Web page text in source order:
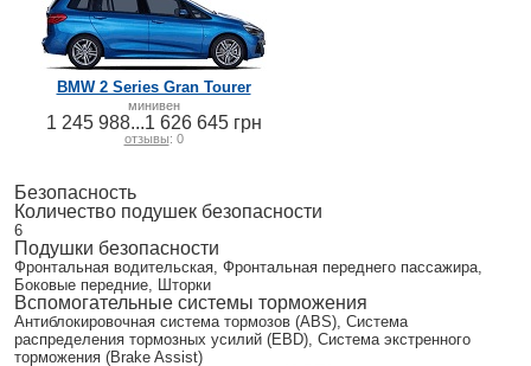
BMW 2 Series Gran Tourer
минивен
1 245 988...1 626 645 грн
отзывы: 0
Безопасность
Количество подушек безопасности
6
Подушки безопасности
Фронтальная водительская, Фронтальная переднего пассажира,
Боковые передние, Шторки
Вспомогательные системы торможения
Антиблокировочная система тормозов (ABS), Система
распределения тормозных усилий (EBD), Система экстренного
торможения (Brake Assist)